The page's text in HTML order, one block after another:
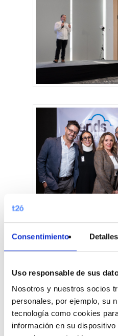
Consentimiento Detalles
Uso responsable de sus
Nosotros y nuestros socios
personales, por ejemplo, su
tecnología como cookies
información en su